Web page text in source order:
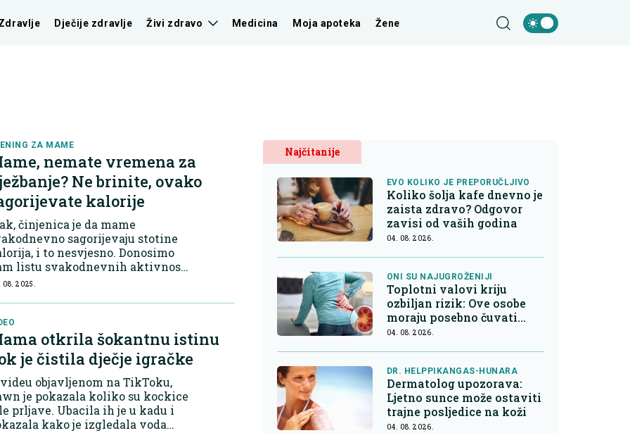
Dječije zdravlje Živi zdravo Medicina Moja apoteka Žene
ZA MAME
nemate vremena za
Ne brinite, ovako
kalorije
činjenica je da mame
sagorijevaju stotine
i to nesvjesno. Donosimo
listu svakodnevnih aktivnosti
se s pravom mogu svrstati u
namirni...
08. 2025.
otkrila šokantnu istinu
je čistila dječje igračke
objavljenom na TikToku,
je pokazala koliko su kockice
prljave. Ubacila ih je u kadu i
kako je izgledala voda
Najčitanije
EVO KOLIKO JE PREPORUČLJIVO
Koliko šolja kafe dnevno je
zaista zdravo? Odgovor
zavisi od vaših godina
04. 08. 2026.
ONI SU NAJUGROŽENIJI
Toplotni valovi kriju
ozbiljan rizik: Ove osobe
moraju posebno čuvati
bubrege
04. 08. 2026.
DR. HELPPIKANGAS-HUNARA
Dermatolog upozorava:
Ljetno sunce može ostaviti
trajne posljedice na koži
04. 08. 2026.